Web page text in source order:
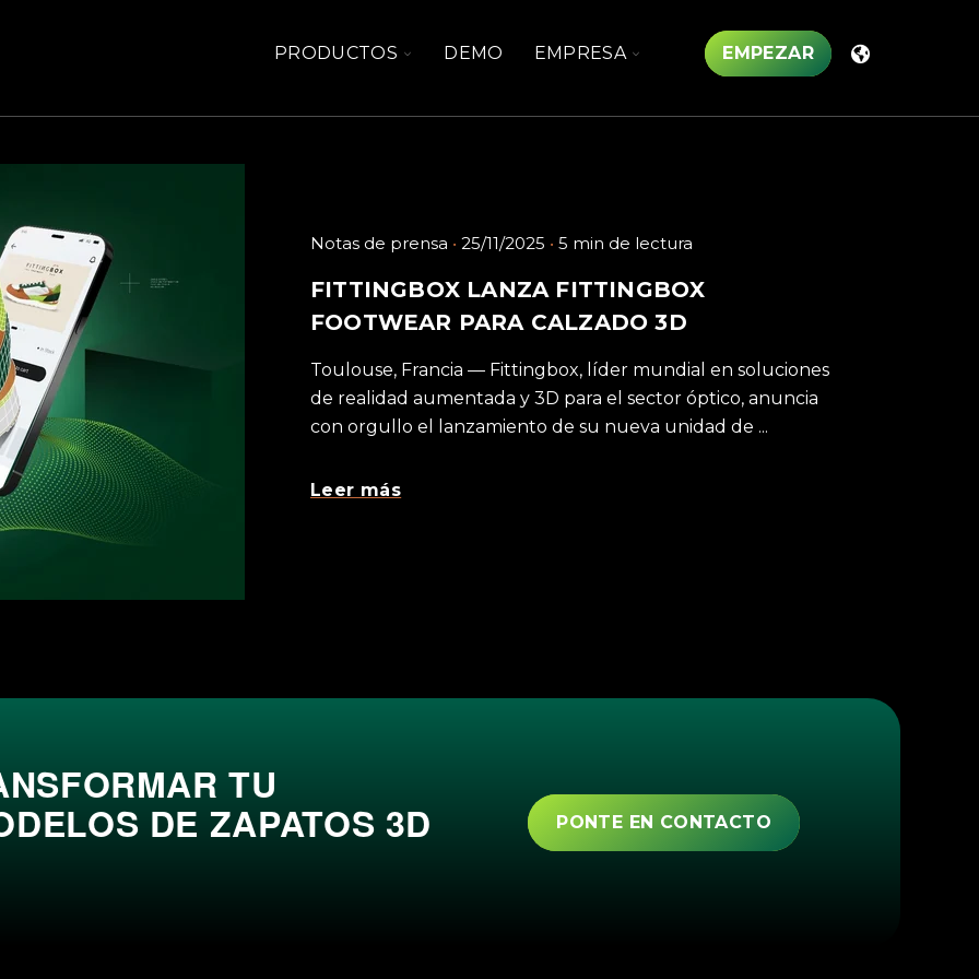
PRODUCTOS TOGGLE
DEMO EMPRESA TOGGLE
CHILDREN
EMPEZAR
Notas de prensa 25/11/2025 5 min de lectura
FITTINGBOX LANZA FITTINGBOX
FOOTWEAR PARA CALZADO 3D
Toulouse, Francia — Fittingbox, líder mundial en soluciones
de realidad aumentada y 3D para el sector óptico, anuncia
con orgullo el lanzamiento de su nueva unidad de ...
Leer más
TU
DE ZAPATOS 3D PONTE EN CONTACTO